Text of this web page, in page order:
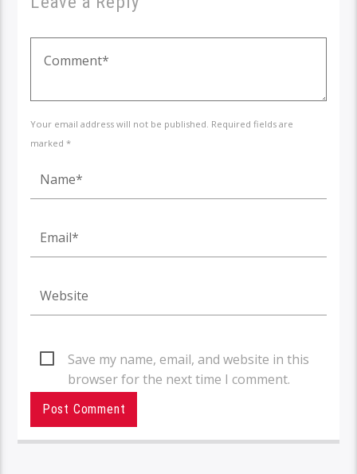
Your email address will not be published. Required fields are
marked *
Save my name, email, and website in this
browser for the next time I comment.